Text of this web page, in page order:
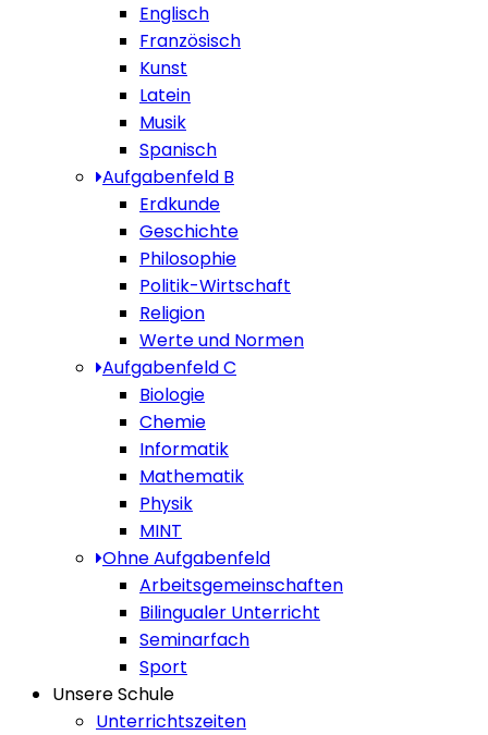
Englisch
Französisch
Kunst
Latein
Musik
Spanisch
Aufgabenfeld B
Erdkunde
Geschichte
Philosophie
Politik-Wirtschaft
Religion
Werte und Normen
Aufgabenfeld C
Biologie
Chemie
Informatik
Mathematik
Physik
MINT
Ohne Aufgabenfeld
Arbeitsgemeinschaften
Bilingualer Unterricht
Seminarfach
Sport
Unsere Schule
Unterrichtszeiten